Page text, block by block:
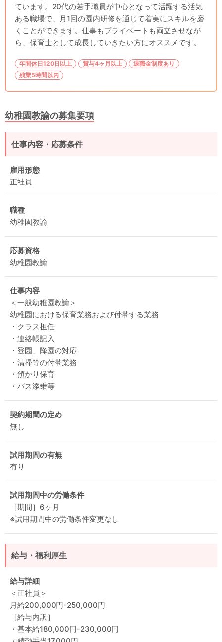
ています。20代の若手職員が中心となって活躍する活気
ある職場で、月1回の園内研修を通じて着実にスキルを磨
くことができます。仕事もプライベートも両立させなが
ら、保育士として成長していきたい方にオススメです。
年間休日120日以上 賞与4ヶ月以上
退職金制度あり
残業5時間以内
幼稚園教諭の募集要項
仕事内容・応募条件
雇用形態
正社員
職種
幼稚園教諭
応募資格
幼稚園教諭
仕事内容
＜一般幼稚園教諭＞
幼稚園における保育業務および付帯する業務
・クラス担任
・連絡帳記入
・登園、降園の対応
・清掃等の付帯業務
・預かり保育
・バス添乗等
契約期間の定め
無し
試用期間の有無
有り
試用期間中の労働条件
［期間］6ヶ月
※試用期間中の労働条件変更なし
給与・福利厚生
給与詳細
＜正社員＞
月給200,000円-250,000円
［給与内訳］
・基本給180,000円-230,000円